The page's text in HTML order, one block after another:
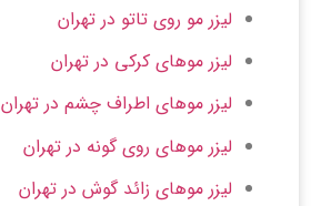
لیزر مو روی تاتو در تهران
لیزر موهای کرکی در تهران
لیزر موهای اطراف چشم در تهران
لیزر موهای روی گونه در تهران
لیزر موهای زائد گوش در تهران